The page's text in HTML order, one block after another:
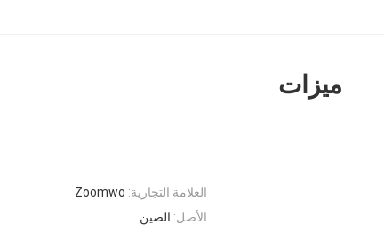
ميزات
العلامة التجارية: Zoomwo
الأصل: الصين